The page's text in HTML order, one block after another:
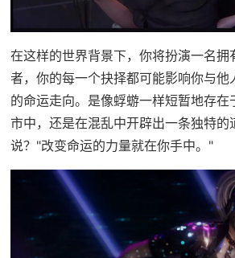
在这样的世界背景下，你将扮演一名拥
者，你的每一个抉择都可能影响你与他
的命运走向。是像蜉蝣一样短暂地存在
市中，还是在混乱中开辟出一条独特的
说？"改变命运的力量就在你手中。"